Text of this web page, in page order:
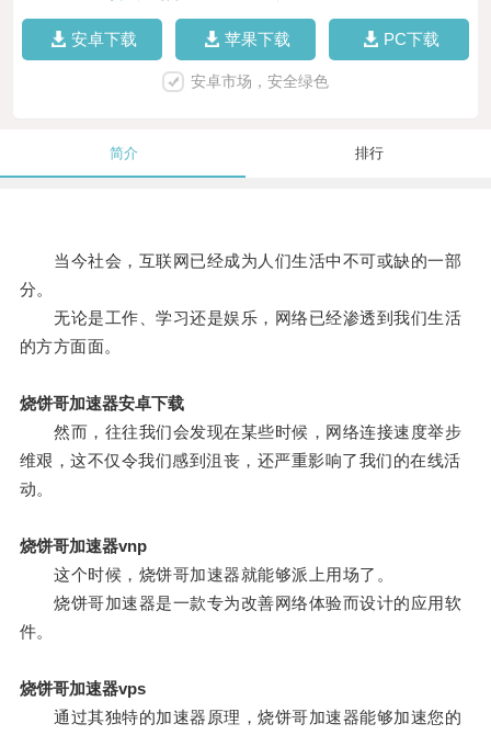
安卓下载 苹果下载 PC下载
安卓市场，安全绿色
简介 排行
当今社会，互联网已经成为人们生活中不可或缺的一部
分。
无论是工作、学习还是娱乐，网络已经渗透到我们生活
的方方面面。
烧饼哥加速器安卓下载
然而，往往我们会发现在某些时候，网络连接速度举步
维艰，这不仅令我们感到沮丧，还严重影响了我们的在线活
动。
烧饼哥加速器vnp
这个时候，烧饼哥加速器就能够派上用场了。
烧饼哥加速器是一款专为改善网络体验而设计的应用软
件。
烧饼哥加速器vps
通过其独特的加速器原理，烧饼哥加速器能够加速您的